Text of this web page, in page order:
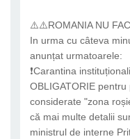
⚠️⚠️ROMANIA NU
In urma cu câteva
anunțat urmatoarele:
❗Carantina
OBLIGATORIE
considerate "zona
că mai multe detalii
ministrul de interne